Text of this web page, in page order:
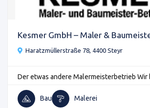
Kesmer GmbH – Maler &
Haratzmüllerstraße 78, 4400 Steyr
Der etwas andere Malermeisterbetrieb Wir
Bau Malerei